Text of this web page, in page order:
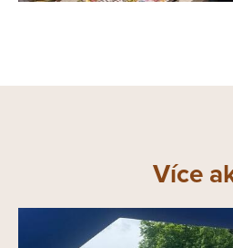
Více